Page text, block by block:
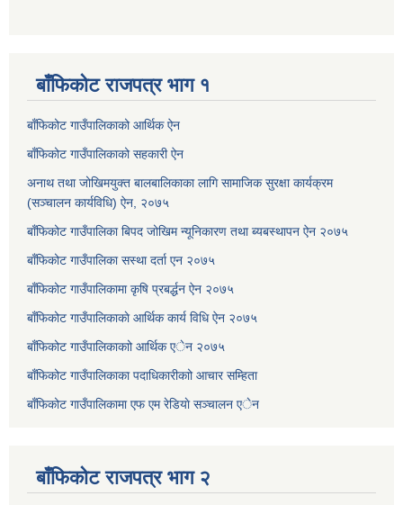
बाँफिकोट राजपत्र भाग १
बाँफिकोट गाउँपालिकाको आर्थिक ऐन
बाँफिकोट गाउँपालिकाको सहकारी ऐन
अनाथ तथा जोखिमयुक्त बालबालिकाका लागि सामाजिक सुरक्षा कार्यक्रम
(सञ्चालन कार्यविधि) ऐन, २०७५
बाँफिकोट गाउँपालिका बिपद जोखिम न्यूनिकारण तथा ब्यबस्थापन ऐन २०७५
बाँफिकोट गाउँपालिका सस्था दर्ता एन २०७५
बाँफिकोट गाउँपालिकामा कृषि प्रबर्द्धन ऐन २०७५
बाँफिकोट गाउँपालिकाकाे आर्थिक कार्य विधि ऐन २०७५
बाँफिकोट गाउँपालिकाकाो आर्थिक एेन २०७५
बाँफिकोट गाउँपालिकाका पदाधिकारीकाो आचार सम्हिता
बाँफिकोट गाउँपालिकामा एफ एम रेडियाे सञ्चालन एेन
बाँफिकोट राजपत्र भाग २